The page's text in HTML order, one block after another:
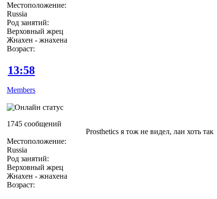
Местоположение:
Russia
Род занятий:
Верховный жрец
Жнахен - жнахена
Возраст:
13:58
Members
1745 сообщений
Местоположение:
Russia
Род занятий:
Верховный жрец
Жнахен - жнахена
Возраст:
Prosthetics я тож не видел, лан хоть так